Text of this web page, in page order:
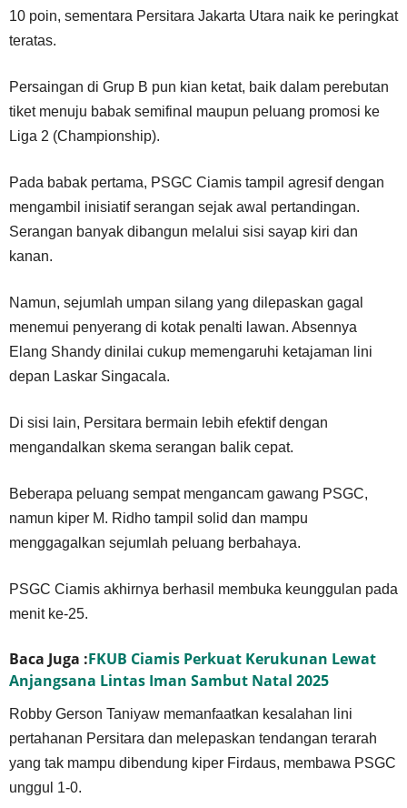
10 poin, sementara Persitara Jakarta Utara naik ke peringkat
teratas.
Persaingan di Grup B pun kian ketat, baik dalam perebutan
tiket menuju babak semifinal maupun peluang promosi ke
Liga 2 (Championship).
Pada babak pertama, PSGC Ciamis tampil agresif dengan
mengambil inisiatif serangan sejak awal pertandingan.
Serangan banyak dibangun melalui sisi sayap kiri dan
kanan.
Namun, sejumlah umpan silang yang dilepaskan gagal
menemui penyerang di kotak penalti lawan. Absennya
Elang Shandy dinilai cukup memengaruhi ketajaman lini
depan Laskar Singacala.
Di sisi lain, Persitara bermain lebih efektif dengan
mengandalkan skema serangan balik cepat.
Beberapa peluang sempat mengancam gawang PSGC,
namun kiper M. Ridho tampil solid dan mampu
menggagalkan sejumlah peluang berbahaya.
PSGC Ciamis akhirnya berhasil membuka keunggulan pada
menit ke-25.
Baca Juga :FKUB Ciamis Perkuat Kerukunan Lewat
Anjangsana Lintas Iman Sambut Natal 2025
Robby Gerson Taniyaw memanfaatkan kesalahan lini
pertahanan Persitara dan melepaskan tendangan terarah
yang tak mampu dibendung kiper Firdaus, membawa PSGC
unggul 1-0.